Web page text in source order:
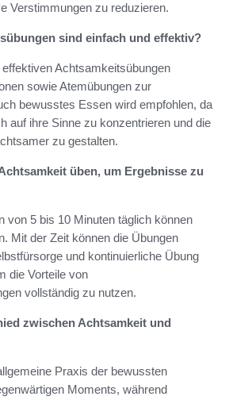
Verstimmungen zu reduzieren.
sind einfach und effektiv?
Achtsamkeitsübungen
sowie Atemübungen zur
bewusstes Essen wird empfohlen, da
auf ihre Sinne zu konzentrieren und die
zu gestalten.
üben, um Ergebnisse zu
von 5 bis 10 Minuten täglich können
Mit der Zeit können die Übungen
und kontinuierliche Übung
die Vorteile von
vollständig zu nutzen.
zwischen Achtsamkeit und
Praxis der bewussten
Moments, während